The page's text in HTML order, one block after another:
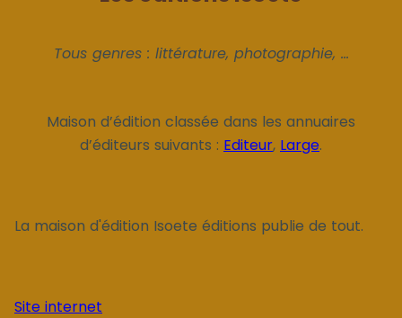
Tous genres : littérature, photographie, ...
Maison d’édition classée dans les annuaires
d’éditeurs suivants : Editeur, Large.
La maison d'édition Isoete éditions publie de tout.
Site internet